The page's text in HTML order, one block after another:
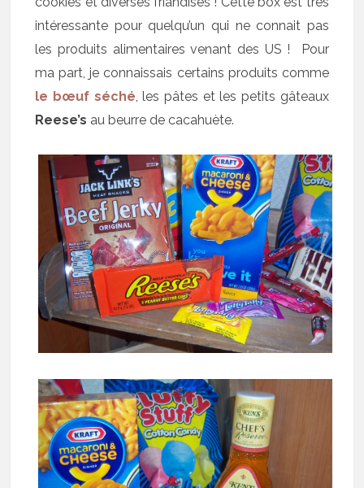
intéressante pour quelqu’un qui ne connait pas
les produits alimentaires venant des US ! Pour
ma part, je connaissais certains produits comme
le bœuf séché, les pâtes et les petits gâteaux
Reese’s au beurre de cacahuète.